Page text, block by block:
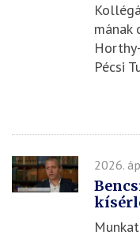
mának
Pécsi
2026.